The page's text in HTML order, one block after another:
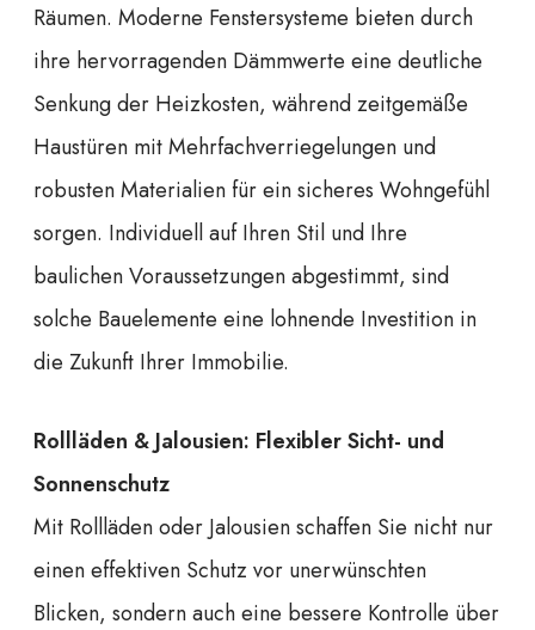
Räumen. Moderne Fenstersysteme bieten durch
ihre hervorragenden Dämmwerte eine deutliche
Senkung der Heizkosten, während zeitgemäße
Haustüren mit Mehrfachverriegelungen und
robusten Materialien für ein sicheres Wohngefühl
sorgen. Individuell auf Ihren Stil und Ihre
baulichen Voraussetzungen abgestimmt, sind
solche Bauelemente eine lohnende Investition in
die Zukunft Ihrer Immobilie.
Rollläden & Jalousien: Flexibler Sicht- und
Sonnenschutz
Mit Rollläden oder Jalousien schaffen Sie nicht nur
einen effektiven Schutz vor unerwünschten
Blicken, sondern auch eine bessere Kontrolle über